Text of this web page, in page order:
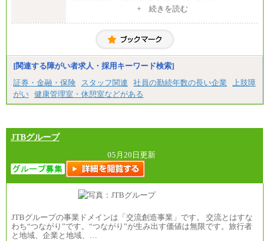
月給20万2000円～23万4000円（勤務地により異な
固定残業／なし 試用期間／あり（6か月）
+ 続きを読む
[関連する障がい者求人・採用キーワード検索]
証券・金融・保険
スタッフ関連 社員の勤続年数の長い企業
上肢障
がい 健康管理室・休憩室などがある
JTBグループ
05月20日更新
JTBグループの事業ドメインは「交流創造事業」です。 交流とはすな
わち“つながり”です。“つながり”が生み出す価値は無限です。旅行者
と地域、企業と地域、…